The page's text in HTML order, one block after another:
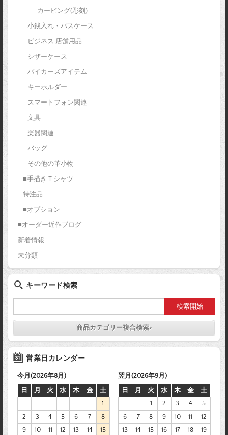
– カービング(彫刻)
小銭入れ・パスケース
ビジネス 店舗用品
シザーケース
バイカーズアイテム
キーホルダー
スマートフォン関連
文具
楽器関連
バッグ
その他の革小物
■手描きＴシャツ
特注品
■オプション
■オーダー近作ブログ
新着情報
未分類
キーワード検索
商品カテゴリー複合検索>
営業日カレンダー
今月(2026年8月)
日
月 火 水 木 金
土
1
2
3 4 5 6 7
8
9
10 11 12 13 14
15
翌月(2026年9月)
日
月 火 水 木 金
土
1
2 3 4
5
6
7 8 9 10 11
12
13
14 15 16 17 18
19